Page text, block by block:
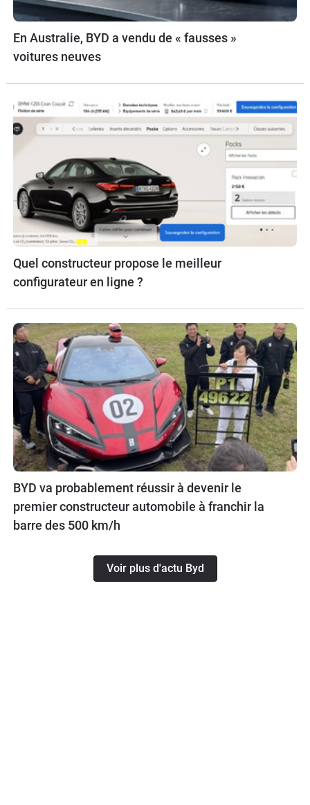
En Australie, BYD a vendu de « fausses »
voitures neuves
Quel constructeur propose le meilleur
configurateur en ligne ?
BYD va probablement réussir à devenir le
premier constructeur automobile à franchir la
barre des 500 km/h
Voir plus d'actu Byd